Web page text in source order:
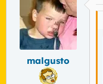
malgusto